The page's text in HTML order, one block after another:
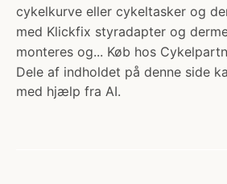
cykelkurve eller cykeltasker og
med Klickfix styradapter og
monteres og... Køb hos
Dele af indholdet på denne side
med hjælp fra AI.